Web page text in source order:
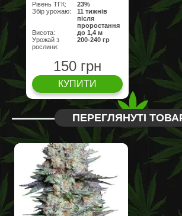
Рівень ТГК:
23%
Збір урожаю:
11 тижнів
після
проростання
Висота:
до 1,4 м
Урожай з
рослини:
200-240 гр
150 грн
КУПИТИ
ПЕРЕГЛЯНУТІ